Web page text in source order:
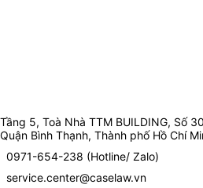
Tầng 5, Toà Nhà TTM BUILDING, Số
Quận Bình Thạnh, Thành phố Hồ Chí
0971-654-238 (Hotline/ Zalo)
service.center@caselaw.vn